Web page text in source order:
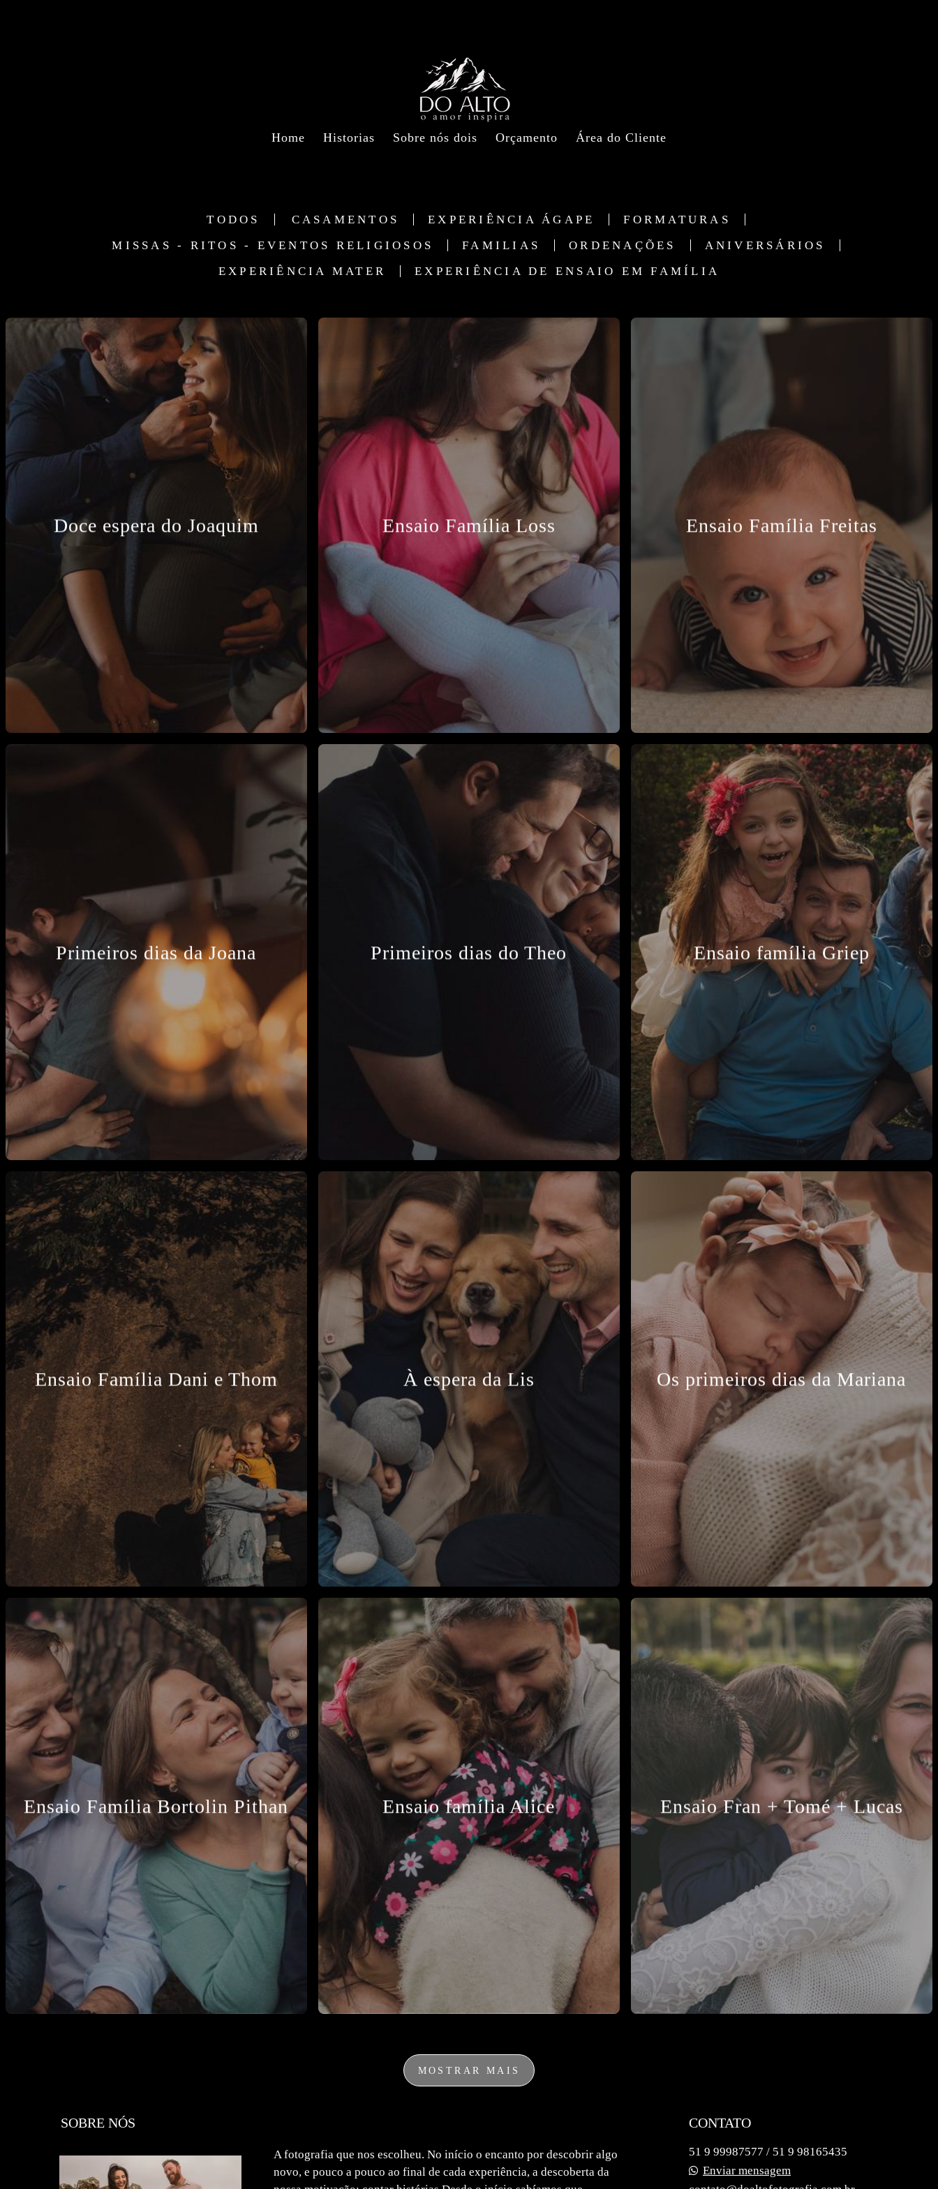
Home Historias Sobre nós dois Orçamento Área do Cliente
TODOS CASAMENTOS EXPERIÊNCIA ÁGAPE
FORMATURAS
MISSAS - RITOS - EVENTOS RELIGIOSOS
FAMILIAS ORDENAÇÕES
ANIVERSÁRIOS
EXPERIÊNCIA MATER
EXPERIÊNCIA DE ENSAIO EM FAMÍLIA
Doce espera do Joaquim Ensaio Família Loss Ensaio Família Freitas
Primeiros dias da Joana Primeiros dias do Theo Ensaio família Griep
Ensaio Família Dani e Thom À espera da Lis Os primeiros dias da Mariana
Ensaio Família Bortolin Pithan Ensaio família Alice Ensaio Fran + Tomé + Lucas
MOSTRAR MAIS
SOBRE NÓS
A fotografia que nos escolheu. No início o encanto por descobrir algo
novo, e pouco a pouco ao final de cada experiência, a descoberta da
CONTATO
51 9 99987577 / 51 9 98165435
Enviar mensagem